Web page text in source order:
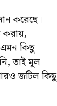
করেছে।
করায়,
এমন কিছু
তাই মূল
আরও জটিল কিছু